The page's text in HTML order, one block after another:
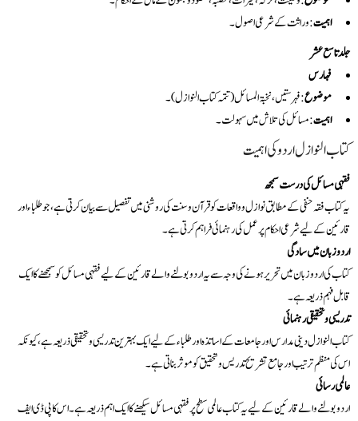
اہمیت: وراثت کے شرعی اصول۔
جلد تاسع عشر
فہارس
موضوع: فہرستیں، نخبۃ المسائل (تتمہ کتاب النوازل)۔
اہمیت: مسائل کی تلاش میں سہولت۔
کتاب النوازل اردو کی اہمیت
فقہی مسائل کی درست سمجھ
یہ کتاب فقہ حنفی کے مطابق نوازل و واقعات کو قرآن و سنت کی روشنی میں تفصیل سے بیان کرتی ہے، جو طلباء اور
قارئین کے لیے شرعی احکام پر عمل کی رہنمائی فراہم کرتی ہے۔
اردو زبان میں سادگی
کتاب کی اردو زبان میں تحریر ہونے کی وجہ سے یہ اردو بولنے والے قارئین کے لیے فقہی مسائل کو سمجھنے کا ایک
قابل فہم ذریعہ ہے۔
تدریسی و تحقیقی رہنمائی
کتاب النوازل دینی مدارس اور جامعات کے اساتذہ اور طلباء کے لیے ایک بہترین تدریسی و تحقیقی ذریعہ ہے، کیونکہ
اس کی منظم ترتیب اور جامع تشریح تدریس و تحقیق کو موثر بناتی ہے۔
عالمی رسائی
اردو بولنے والے قارئین کے لیے یہ کتاب عالمی سطح پر فقہی مسائل سیکھنے کا ایک اہم ذریعہ ہے۔ اس کا پی ڈی ایف